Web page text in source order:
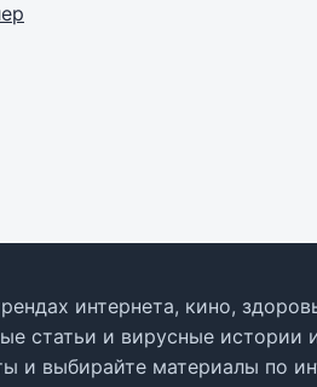
интернета, кино,
статьи и вирусные истории
и выбирайте материалы по